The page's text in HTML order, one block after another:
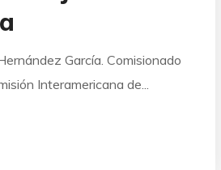
García. Comisionado
Interamericana de...